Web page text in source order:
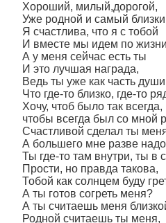
Хороший, милый,дорогой,
Уже родной и самый
Я счастлива, что я с тобой
И вместе мы идем по
А у меня сейчас есть ты
И это лучшая награда,
Ведь ты уже как часть
Что где-то близко, где-то
Хочу, чтоб было так всегда,
чтобы всегда был со мной
Счастливой сделал ты
А большего мне разве
Ты где-то там внутри, ты в
Прости, но правда такова,
Тобой как солнцем буду
А ты готов согреть меня?
А ты считаешь меня
Родной считаешь ты меня,